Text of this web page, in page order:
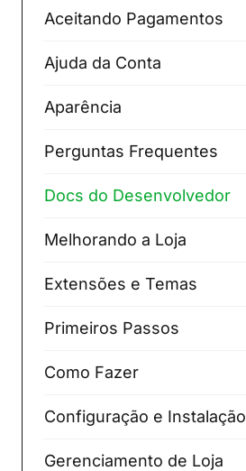
Aceitando Pagamentos
Ajuda da Conta
Aparência
Perguntas Frequentes
Docs do Desenvolvedor
Melhorando a Loja
Extensões e Temas
Primeiros Passos
Como Fazer
Configuração e Instalação
Gerenciamento de Loja